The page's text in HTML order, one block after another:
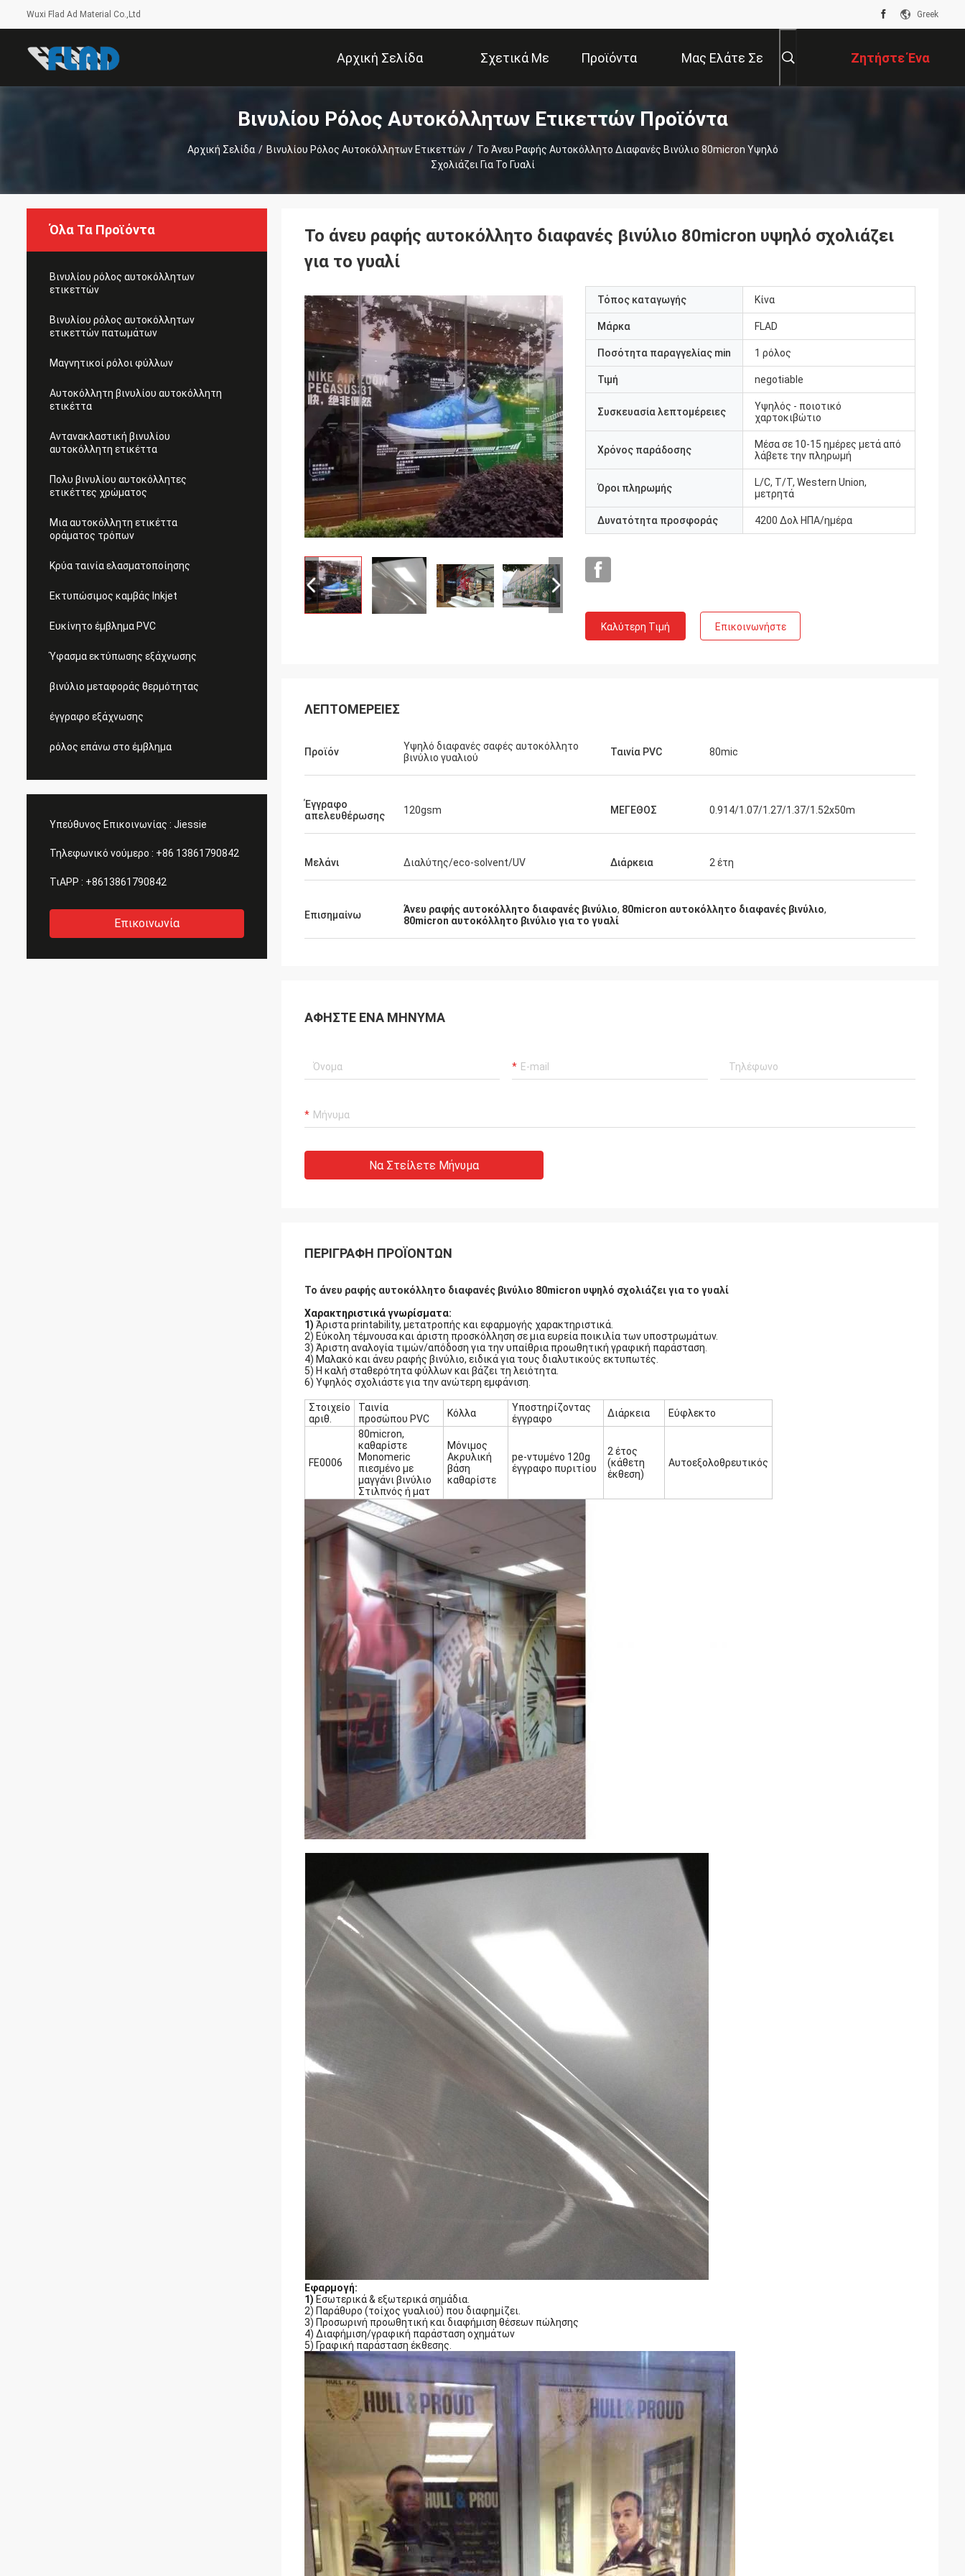
Wuxi Flad Ad Material Co.,Ltd Greek
Αρχική Σελίδα Σχετικά Με
Εμάς
Προϊόντα Μας Ελάτε Σε
Επαφή Με
Ζητήστε Ένα
Απόσπασμα
Βινυλίου Ρόλος Αυτοκόλλητων Ετικεττών Προϊόντα
Αρχική Σελίδα / Βινυλίου Ρόλος Αυτοκόλλητων Ετικεττών / Το Άνευ Ραφής Αυτοκόλλητο Διαφανές Βινύλιο 80micron Υψηλό
Σχολιάζει Για Το Γυαλί
Όλα Τα Προϊόντα
Βινυλίου ρόλος αυτοκόλλητων
ετικεττών
Βινυλίου ρόλος αυτοκόλλητων
ετικεττών πατωμάτων
Μαγνητικοί ρόλοι φύλλων
Αυτοκόλλητη βινυλίου αυτοκόλλητη
ετικέττα
Αντανακλαστική βινυλίου
αυτοκόλλητη ετικέττα
Πολυ βινυλίου αυτοκόλλητες
ετικέττες χρώματος
Μια αυτοκόλλητη ετικέττα
οράματος τρόπων
Κρύα ταινία ελασματοποίησης
Εκτυπώσιμος καμβάς Inkjet
Ευκίνητο έμβλημα PVC
Ύφασμα εκτύπωσης εξάχνωσης
βινύλιο μεταφοράς θερμότητας
έγγραφο εξάχνωσης
ρόλος επάνω στο έμβλημα
Υπεύθυνος Επικοινωνίας : Jiessie
Τηλεφωνικό νούμερο : +86 13861790842
ΤιAPP : +8613861790842
Επικοινωνία
Το άνευ ραφής αυτοκόλλητο διαφανές βινύλιο 80micron υψηλό σχολιάζει
για το γυαλί
Τόπος καταγωγής Κίνα
Μάρκα FLAD
Ποσότητα παραγγελίας min 1 ρόλος
Τιμή negotiable
Συσκευασία λεπτομέρειες
Υψηλός - ποιοτικό
χαρτοκιβώτιο
Χρόνος παράδοσης
Μέσα σε 10-15 ημέρες μετά από
λάβετε την πληρωμή
Όροι πληρωμής
L/C, T/T, Western Union,
μετρητά
Δυνατότητα προσφοράς 4200 Δολ ΗΠΑ/ημέρα
Καλύτερη Τιμή Επικοινωνήστε
ΛΕΠΤΟΜΈΡΕΙΕΣ
Προϊόν
Υψηλό διαφανές σαφές αυτοκόλλητο
βινύλιο γυαλιού
Ταινία PVC 80mic
Έγγραφο
απελευθέρωσης
120gsm ΜΕΓΕΘΟΣ 0.914/1.07/1.27/1.37/1.52x50m
Μελάνι Διαλύτης/eco-solvent/UV Διάρκεια 2 έτη
Επισημαίνω Άνευ ραφής αυτοκόλλητο διαφανές βινύλιο, 80micron αυτοκόλλητο διαφανές βινύλιο,
80micron αυτοκόλλητο βινύλιο για το γυαλί
ΑΦΉΣΤΕ ΈΝΑ ΜΉΝΥΜΑ
Να Στείλετε Μήνυμα
ΠΕΡΙΓΡΑΦΉ ΠΡΟΪΌΝΤΩΝ
Το άνευ ραφής αυτοκόλλητο διαφανές βινύλιο 80micron υψηλό σχολιάζει για το γυαλί
Χαρακτηριστικά γνωρίσματα:
1) Άριστα printability, μετατροπής και εφαρμογής χαρακτηριστικά.
2) Εύκολη τέμνουσα και άριστη προσκόλληση σε μια ευρεία ποικιλία των υποστρωμάτων.
3) Άριστη αναλογία τιμών/απόδοση για την υπαίθρια προωθητική γραφική παράσταση.
4) Μαλακό και άνευ ραφής βινύλιο, ειδικά για τους διαλυτικούς εκτυπωτές.
5) Η καλή σταθερότητα φύλλων και βάζει τη λειότητα.
6) Υψηλός σχολιάστε για την ανώτερη εμφάνιση.
Στοιχείο
αριθ.
Ταινία
προσώπου PVC
Κόλλα
Υποστηρίζοντας
έγγραφο
Διάρκεια Εύφλεκτο
FE0006
80micron,
καθαρίστε
Monomeric
πιεσμένο με
μαγγάνι βινύλιο
Στιλπνός ή ματ
Μόνιμος
Ακρυλική
βάση
καθαρίστε
pe-ντυμένο 120g
έγγραφο πυριτίου
2 έτος
(κάθετη
έκθεση)
Αυτοεξολοθρευτικός
Εφαρμογή:
1) Εσωτερικά & εξωτερικά σημάδια.
2) Παράθυρο (τοίχος γυαλιού) που διαφημίζει.
3) Προσωρινή προωθητική και διαφήμιση θέσεων πώλησης
4) Διαφήμιση/γραφική παράσταση οχημάτων
5) Γραφική παράσταση έκθεσης.